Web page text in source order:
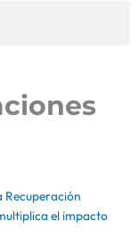
Recuperación
el impacto